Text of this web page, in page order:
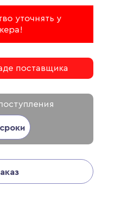
уточнять у
поставщика